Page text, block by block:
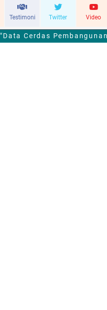
Testimoni Twitter Video
"Data Cerdas